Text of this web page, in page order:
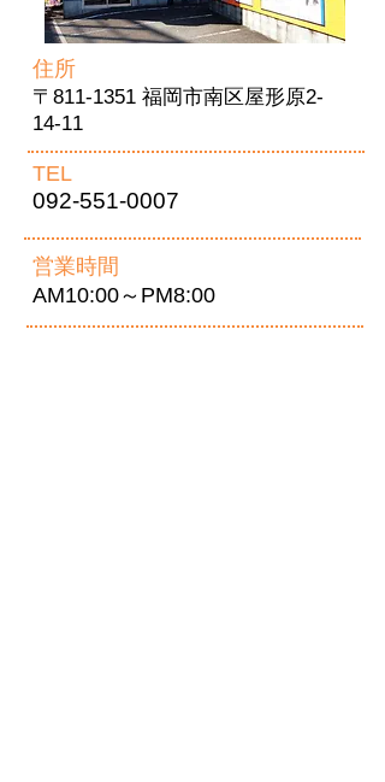
住所
〒811-1351 福岡市南区屋形原2-
14-11
TEL
092-551-0007
営業時間
AM10:00～PM8:00